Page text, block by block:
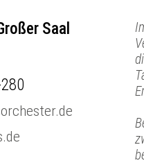
Saal